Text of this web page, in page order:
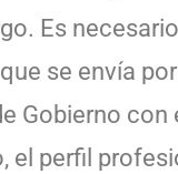
. Es
se envía
Gobierno con
el perfil